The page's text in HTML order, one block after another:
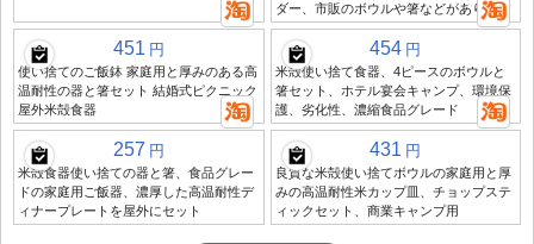
ダー、市販のボウルや箸などがあります
451 円
使い捨てのご飯鉢 家庭用と厚みのある高
温耐性の器と箸セット 結婚式ピクニック
屋外米殻食器
454 円
米殻使い捨て食器、4ピースのボウルと
箸セット、ホテル宴会キャンプ、環境保
護、劣化性、濃縮食品グレード
257 円
米殻食器使い捨ての器と箸、食品グレー
ドの家庭用ご飯器、濃厚した高温耐性デ
ィナープレートを屋外にセット
431 円
良質な米殻使い捨てボウルの家庭用と厚
みの高温耐性米カップ皿、チョップステ
ィックセット、商業キャンプ用